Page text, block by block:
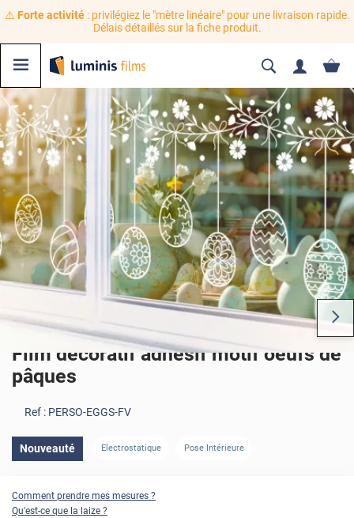
⚠️ Forte activité: privilégiez le "mètre linéaire" pour une livraison rapide.
Délais détaillés sur la fiche produit.
Film décoratif adhésif motif oeufs de
pâques
Ref : PERSO-EGGS-FV
Nouveauté Electrostatique Pose Intérieure
Comment prendre mes mesures ?
Qu'est-ce que la laize ?